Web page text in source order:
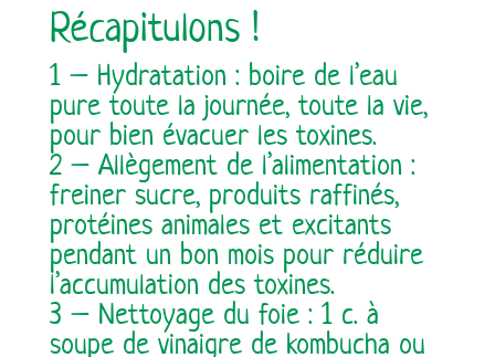
Récapitulons !
1 – Hydratation : boire de l’eau
pure toute la journée, toute la vie,
pour bien évacuer les toxines.
2 – Allègement de l’alimentation :
freiner sucre, produits raffinés,
protéines animales et excitants
pendant un bon mois pour réduire
l’accumulation des toxines.
3 – Nettoyage du foie : 1 c. à
soupe de vinaigre de kombucha ou